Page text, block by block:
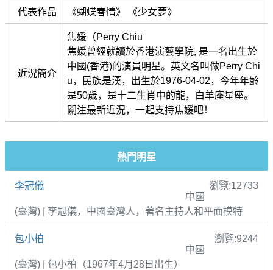
代表作品 《蝴蝶春情》 《少女夢》
近況簡介
焦媛（Perry Chiu
焦媛曾經就讀於香港演藝學院, 是一名出生於
中國(香港)的演員明星。英文名叫做Perry Chi
u，民族是漢，出生於1976-04-02，今年年齡
是50歲，是十二生肖中的龍，白羊座星座。
關注最新近況，一起支持焦媛吧！
熱門明星
李冠儀
瀏覽:12733
中國
(臺灣) | 李冠儀，中國臺灣人，著名主持人和平面模特
包小柏
瀏覽:9244
中國
(臺灣) | 包小柏（1967年4月28日出生）